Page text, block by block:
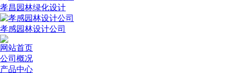
孝昌园林绿化设计
孝感园林设计公司
网站首页
公司概况
产品中心